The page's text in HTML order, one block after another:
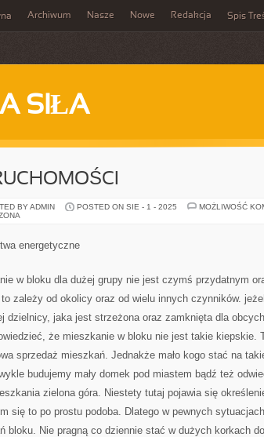
Archiwum Nasze Nowe Redakcja Spis
SIŁA
BY ADMIN POSTED ON SIE - 1 - 2025 MOŻLIWOŚĆ
energetyczne
w bloku dla dużej grupy nie jest czymś przydatnym
to zależy od okolicy oraz od wielu innych czynników.
dzielnicy, jaka jest strzeżona oraz zamknięta dla
że mieszkanie w bloku nie jest takie kiepskie.
sprzedaż mieszkań. Jednakże mało kogo stać na
budujemy mały domek pod miastem bądź też
zielona góra. Niestety tutaj pojawia się
się to po prostu podoba. Dlatego w pewnych
bloku. Nie pragną co dziennie stać w dużych korkach